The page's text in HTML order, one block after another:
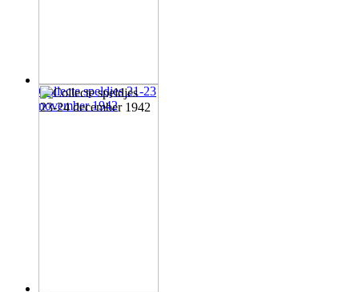
Collecte speldjes 21-23
november 1942